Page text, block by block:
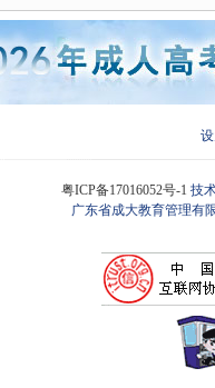
粤ICP备17016052号-1 技
广东省成大教育管理有